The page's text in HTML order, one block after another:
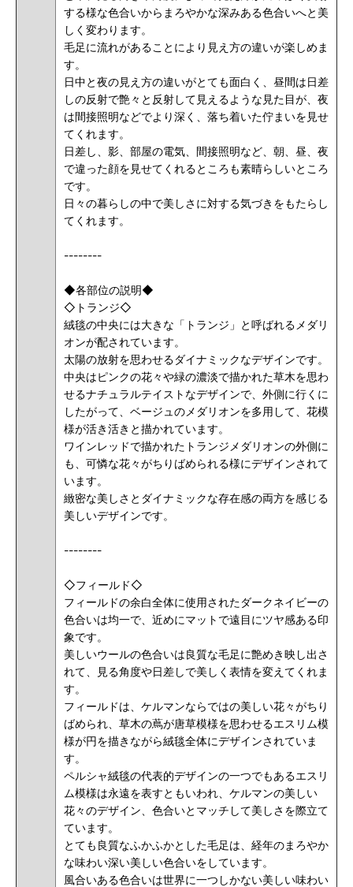
する様な色合いからまろやかな深みある色合いへと美
しく変わります。
毛足に流れがあることにより見え方の違いが楽しめま
す。
日中と夜の見え方の違いがとても面白く、昼間は日差
しの反射で艶々と反射して見えるような見た目が、夜
は間接照明などでより深く、落ち着いた佇まいを見せ
てくれます。
日差し、影、部屋の電気、間接照明など、朝、昼、夜
で違った顔を見せてくれるところも素晴らしいところ
です。
日々の暮らしの中で美しさに対する気づきをもたらし
てくれます。
--------
◆各部位の説明◆
◇トランジ◇
絨毯の中央には大きな「トランジ」と呼ばれるメダリ
オンが配されています。
太陽の放射を思わせるダイナミックなデザインです。
中央はピンクの花々や緑の濃淡で描かれた草木を思わ
せるナチュラルテイストなデザインで、外側に行くに
したがって、ベージュのメダリオンを多用して、花模
様が活き活きと描かれています。
ワインレッドで描かれたトランジメダリオンの外側に
も、可憐な花々がちりばめられる様にデザインされて
います。
緻密な美しさとダイナミックな存在感の両方を感じる
美しいデザインです。
--------
◇フィールド◇
フィールドの余白全体に使用されたダークネイビーの
色合いは均一で、近めにマットで遠目にツヤ感ある印
象です。
美しいウールの色合いは良質な毛足に艶めき映し出さ
れて、見る角度や日差しで美しく表情を変えてくれま
す。
フィールドは、ケルマンならではの美しい花々がちり
ばめられ、草木の蔦が唐草模様を思わせるエスリム模
様が円を描きながら絨毯全体にデザインされていま
す。
ペルシャ絨毯の代表的デザインの一つでもあるエスリ
ム模様は永遠を表すともいわれ、ケルマンの美しい
花々のデザイン、色合いとマッチして美しさを際立て
ています。
とても良質なふかふかとした毛足は、経年のまろやか
な味わい深い美しい色合いをしています。
風合いある色合いは世界に一つしかない美しい味わい